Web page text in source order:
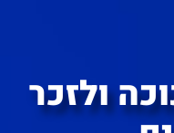
ולזכר